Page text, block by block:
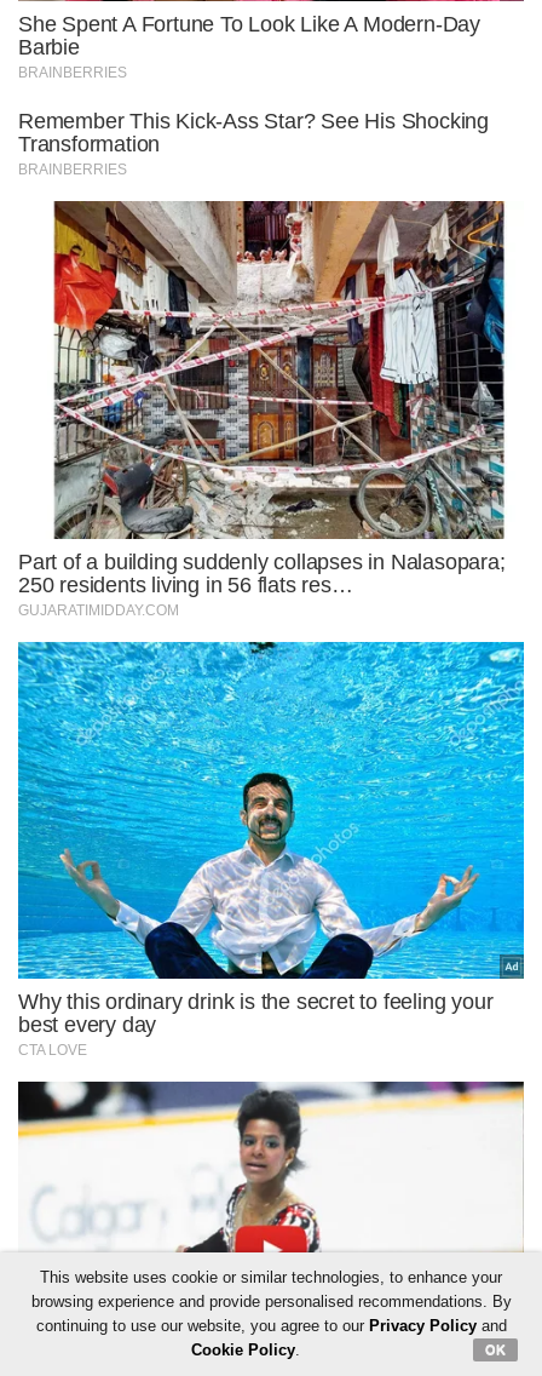
This website uses cookie or similar technologies, to enhance your
browsing experience and provide personalised recommendations. By
continuing to use our website, you agree to our Privacy Policyand
Cookie Policy. OK